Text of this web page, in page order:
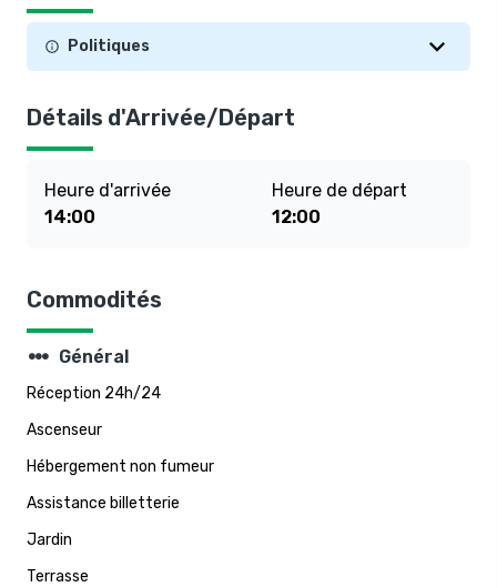
Politiques
Détails d'Arrivée/Départ
Heure d'arrivée
14:00
Heure de départ
12:00
Commodités
steppers Général
Réception 24h/24
Ascenseur
Hébergement non fumeur
Assistance billetterie
Jardin
Terrasse